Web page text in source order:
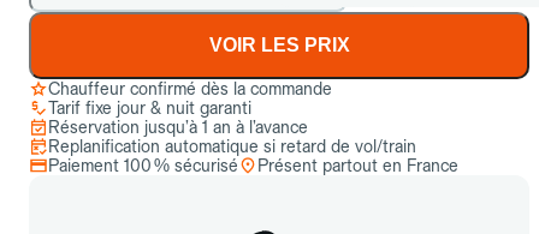
VOIR LES PRIX
Chauffeur confirmé dès la commande
Tarif fixe jour & nuit garanti
Réservation jusqu’à 1 an à l’avance
Replanification automatique si retard de vol/train
Paiement 100 % sécurisé
Présent partout en France